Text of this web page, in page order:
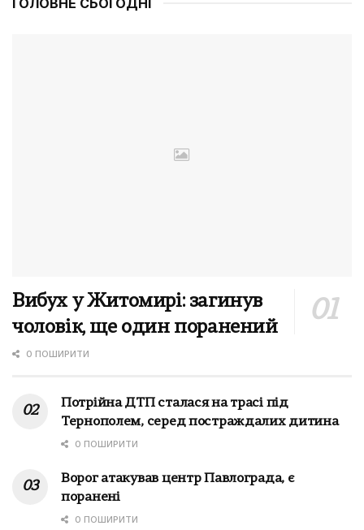
Вибух у Житомирі: загинув
чоловік, ще один поранений
0 ПОШИРИТИ
Потрійна ДТП сталася на трасі під
Тернополем, серед постраждалих дитина
0 ПОШИРИТИ
Ворог атакував центр Павлограда, є
поранені
0 ПОШИРИТИ